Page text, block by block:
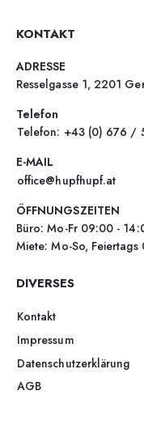
KONTAKT
ADRESSE
Resselgasse 1, 2201
Telefon
Telefon: +43 (0) 676 /
E-MAIL
office@hupfhupf.at
ÖFFNUNGSZEITEN
Büro: Mo-Fr 09:00 -
Miete: Mo-So,
DIVERSES
Kontakt
Impressum
Datenschutzerklärung
AGB